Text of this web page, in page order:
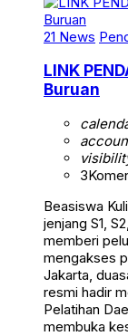
21 News
LINK
Buruan
3
Beasiswa
jenjang S1,
memberi
mengakses
Jakarta,
resmi hadir
Pelatihan
membuka